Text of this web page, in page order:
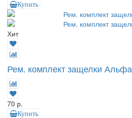
Купить
Хит
Рем. комплект защелки Альфа
70 р.
Купить